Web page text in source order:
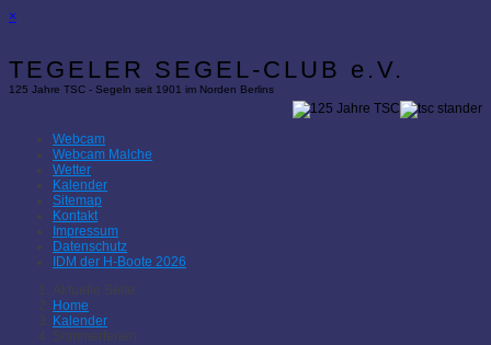
×
TEGELER SEGEL-CLUB e.V.
125 Jahre TSC - Segeln seit 1901 im Norden Berlins
Webcam
Webcam Malche
Wetter
Kalender
Sitemap
Kontakt
Impressum
Datenschutz
IDM der H-Boote 2026
Aktuelle Seite:
Home
Kalender
Sommerferien